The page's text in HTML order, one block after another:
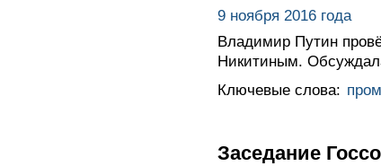
9 ноября 2016 года
Владимир Путин
Никитиным.
Ключевые слова:
Заседание